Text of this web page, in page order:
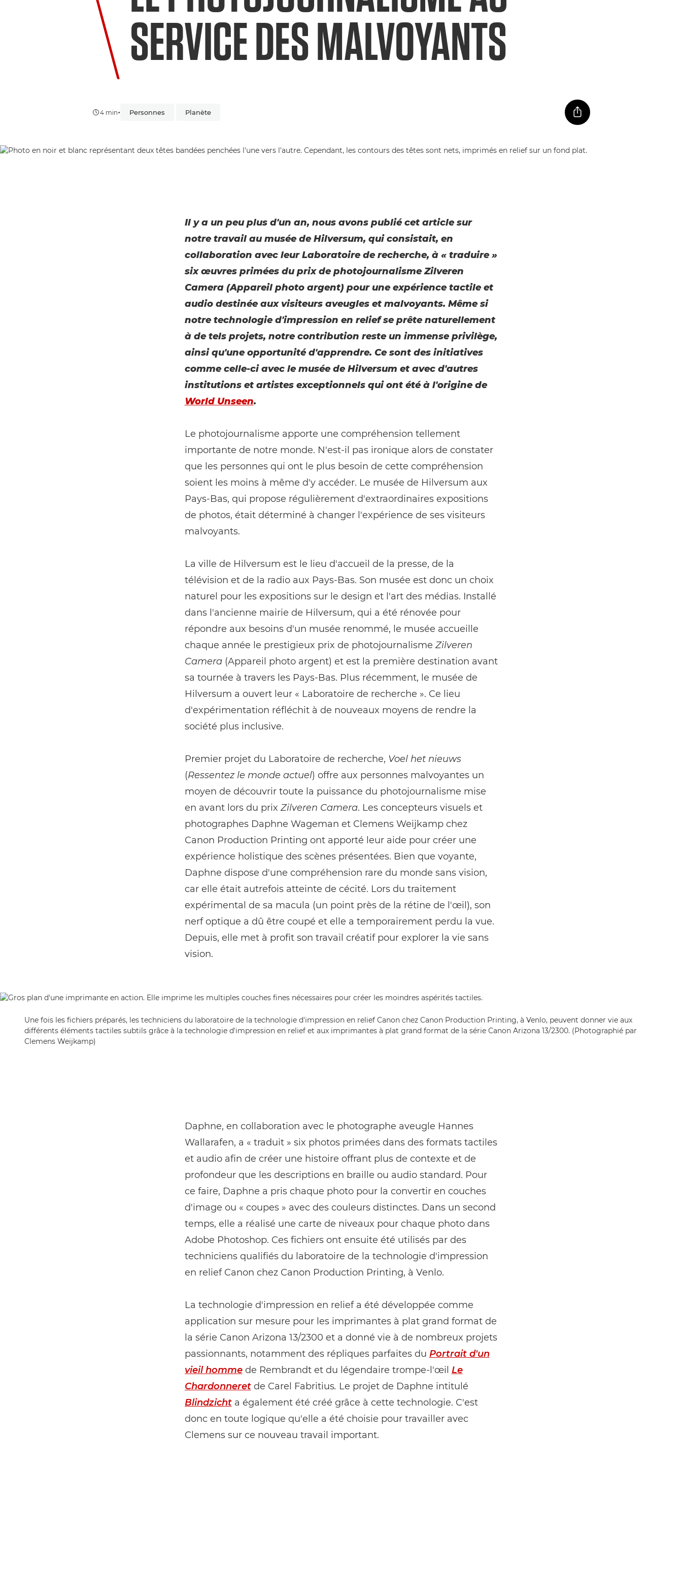
SERVICE DES MALVOYANTS
4 min• Personnes Planète
Il y a un peu plus d'un an, nous avons publié cet article sur
notre travail au musée de Hilversum, qui consistait, en
collaboration avec leur Laboratoire de recherche, à « traduire »
six œuvres primées du prix de photojournalisme Zilveren
Camera (Appareil photo argent) pour une expérience tactile et
audio destinée aux visiteurs aveugles et malvoyants. Même si
notre technologie d'impression en relief se prête naturellement
à de tels projets, notre contribution reste un immense privilège,
ainsi qu'une opportunité d'apprendre. Ce sont des initiatives
comme celle-ci avec le musée de Hilversum et avec d'autres
institutions et artistes exceptionnels qui ont été à l'origine de
World Unseen.
Le photojournalisme apporte une compréhension tellement
importante de notre monde. N'est-il pas ironique alors de constater
que les personnes qui ont le plus besoin de cette compréhension
soient les moins à même d'y accéder. Le musée de Hilversum aux
Pays-Bas, qui propose régulièrement d'extraordinaires expositions
de photos, était déterminé à changer l'expérience de ses visiteurs
malvoyants.
La ville de Hilversum est le lieu d'accueil de la presse, de la
télévision et de la radio aux Pays-Bas. Son musée est donc un choix
naturel pour les expositions sur le design et l'art des médias. Installé
dans l'ancienne mairie de Hilversum, qui a été rénovée pour
répondre aux besoins d'un musée renommé, le musée accueille
chaque année le prestigieux prix de photojournalisme Zilveren
Camera(Appareil photo argent) et est la première destination avant
sa tournée à travers les Pays-Bas. Plus récemment, le musée de
Hilversum a ouvert leur « Laboratoire de recherche ». Ce lieu
d'expérimentation réfléchit à de nouveaux moyens de rendre la
société plus inclusive.
Premier projet du Laboratoire de recherche, Voel het nieuws
(Ressentez le monde actuel) offre aux personnes malvoyantes un
moyen de découvrir toute la puissance du photojournalisme mise
en avant lors du prix Zilveren Camera. Les concepteurs visuels et
photographes Daphne Wageman et Clemens Weijkamp chez
Canon Production Printing ont apporté leur aide pour créer une
expérience holistique des scènes présentées. Bien que voyante,
Daphne dispose d'une compréhension rare du monde sans vision,
car elle était autrefois atteinte de cécité. Lors du traitement
expérimental de sa macula (un point près de la rétine de l'œil), son
nerf optique a dû être coupé et elle a temporairement perdu la vue.
Depuis, elle met à profit son travail créatif pour explorer la vie sans
vision.
Une fois les fichiers préparés, les techniciens du laboratoire de la technologie d'impression en relief Canon chez Canon Production Printing, à Venlo, peuvent donner vie aux
différents éléments tactiles subtils grâce à la technologie d'impression en relief et aux imprimantes à plat grand format de la série Canon Arizona 13/2300. (Photographié par
Clemens Weijkamp)
Daphne, en collaboration avec le photographe aveugle Hannes
Wallarafen, a « traduit » six photos primées dans des formats tactiles
et audio afin de créer une histoire offrant plus de contexte et de
profondeur que les descriptions en braille ou audio standard. Pour
ce faire, Daphne a pris chaque photo pour la convertir en couches
d'image ou « coupes » avec des couleurs distinctes. Dans un second
temps, elle a réalisé une carte de niveaux pour chaque photo dans
Adobe Photoshop. Ces fichiers ont ensuite été utilisés par des
techniciens qualifiés du laboratoire de la technologie d'impression
en relief Canon chez Canon Production Printing, à Venlo.
La technologie d'impression en relief a été développée comme
application sur mesure pour les imprimantes à plat grand format de
la série Canon Arizona 13/2300 et a donné vie à de nombreux projets
passionnants, notamment des répliques parfaites du Portrait d'un
vieil hommede Rembrandt et du légendaire trompe-l'œil Le
Chardonneretde Carel Fabritius. Le projet de Daphne intitulé
Blindzichta également été créé grâce à cette technologie. C'est
donc en toute logique qu'elle a été choisie pour travailler avec
Clemens sur ce nouveau travail important.